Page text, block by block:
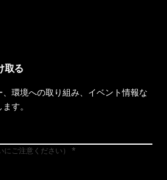
取る
環境への取り組み、イベント情報な
す。
ご注意ください）